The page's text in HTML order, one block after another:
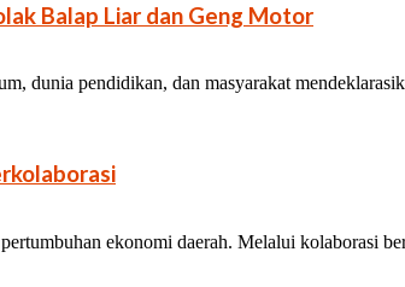
Balap Liar dan Geng Motor
dunia pendidikan, dan masyarakat
ekonomi daerah. Melalui kolaborasi